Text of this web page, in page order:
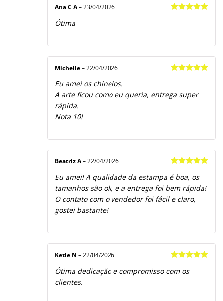
Ana C A– 23/04/2026
Ótima
Michelle – 22/04/2026
Eu amei os chinelos.
A arte ficou como eu queria, entrega super
rápida.
Nota 10!
de 5
Beatriz A– 22/04/2026
Eu amei! A qualidade da estampa é boa, os
tamanhos são ok, e a entrega foi bem rápida!
O contato com o vendedor foi fácil e claro,
gostei bastante!
de 5
Ketle N – 22/04/2026
Ótima dedicação e compromisso com os
clientes.